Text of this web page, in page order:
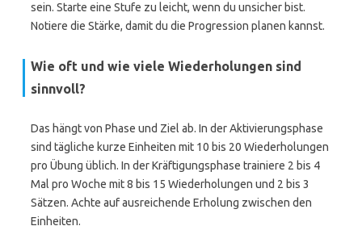
sein. Starte eine Stufe zu leicht, wenn du unsicher bist.
Notiere die Stärke, damit du die Progression planen kannst.
Wie oft und wie viele Wiederholungen sind
sinnvoll?
Das hängt von Phase und Ziel ab. In der Aktivierungsphase
sind tägliche kurze Einheiten mit 10 bis 20 Wiederholungen
pro Übung üblich. In der Kräftigungsphase trainiere 2 bis 4
Mal pro Woche mit 8 bis 15 Wiederholungen und 2 bis 3
Sätzen. Achte auf ausreichende Erholung zwischen den
Einheiten.